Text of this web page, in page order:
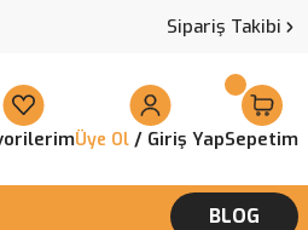
Sipariş Takibi
Üye Ol / Giriş YapSepetim
BLOG